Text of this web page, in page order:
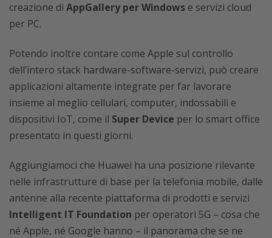
creazione di AppGallery per Windows e servizi cloud
per PC.
Potendo inoltre contare come Apple sul controllo
dell’intero stack hardware-software-servizi, può creare
applicazioni altamente integrate per far lavorare
insieme al meglio cellulari, computer, indossabili e
dispositivi IoT, come il Super Device per lo smart office
presentato in questi giorni.
Aggiungiamoci che Huawei ha una posizione rilevante
nelle infrastrutture di base per la telefonia mobile, dalle
antenne alla recente piattaforma di prodotti e servizi
Intelligent IT Foundation per operatori 5G – cosa che
né Apple, né Google hanno – il panorama che se ne